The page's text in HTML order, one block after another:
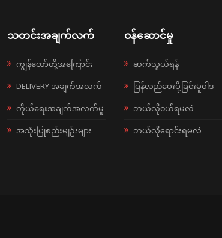
သတင်းအချက်လက်
ကျွန်တော်တို့အကြောင်း
DELIVERY အချက်အလက်
ကိုယ်ရေးအချက်အလက်မူ
အသုံးပြုစည်းမျဉ်းများ
ဝန်ဆောင်မှု
ဆက်သွယ်ရန်
ပြန်လည်ပေးပို့ခြင်းမူဝါဒ
ဘယ်လို၀ယ်ရမလဲ
ဘယ်လိုရောင်းရမလဲ